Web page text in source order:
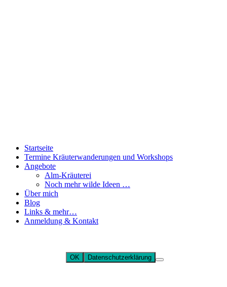
Startseite
Termine Kräuterwanderungen und Workshops
Angebote
Alm-Kräuterei
Noch mehr wilde Ideen …
Über mich
Blog
Links & mehr…
Anmeldung & Kontakt
OK Datenschutzerklärung